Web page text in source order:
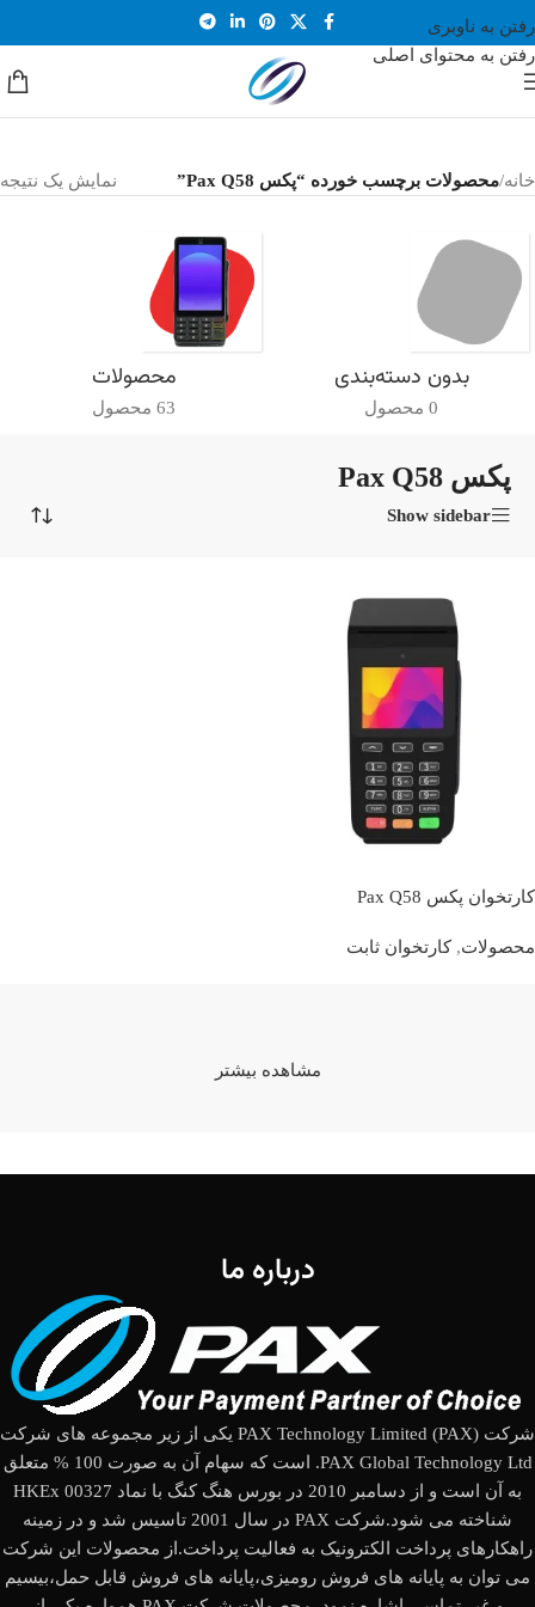
رفتن به ناوبری
رفتن به محتوای اصلی
خانه/محصولات برچسب خورده “پکس Pax Q58” نمایش یک نتیجه
بدون دسته‌بندی
0 محصول
محصولات
63 محصول
پکس Pax Q58
Show sidebar
کارتخوان پکس Pax Q58
محصولات, کارتخوان ثابت
مشاهده بیشتر
درباره ما
شرکت (PAX Technology Limited (PAX یکی از زیر مجموعه های شرکت
PAX Global Technology Ltd. است که سهام آن به صورت 100 % متعلق
به آن است و از دسامبر 2010 در بورس هنگ کنگ با نماد HKEx 00327
شناخته می شود.شرکت PAX در سال 2001 تاسیس شد و در زمینه
راهکارهای پرداخت الکترونیک به فعالیت پرداخت.از محصولات این شرکت
می توان به پایانه های فروش رومیزی،پایانه های فروش قابل حمل،بیسیم